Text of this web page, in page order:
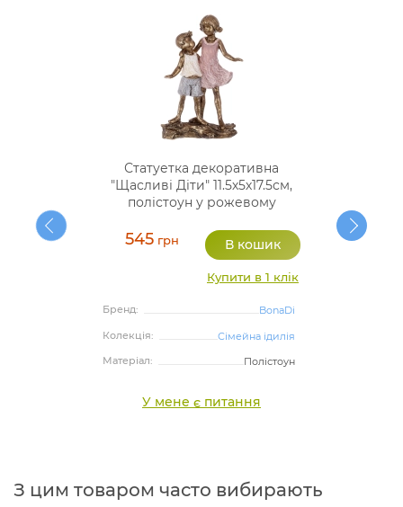
Статуетка декоративна
"Щасливі Діти" 11.5х5х17.5см,
полістоун у рожевому
545 грн
Купити в 1 клік
Бренд:
BonaDi
Колекція:
Сімейна ідилія
Матеріал:
Полістоун
У мене є питання
З цим товаром часто вибирають